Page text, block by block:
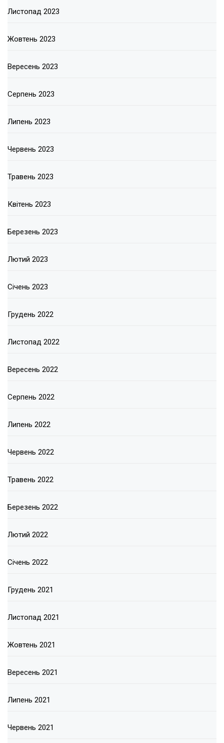
Листопад 2023
Жовтень 2023
Вересень 2023
Серпень 2023
Липень 2023
Червень 2023
Травень 2023
Квітень 2023
Березень 2023
Лютий 2023
Січень 2023
Грудень 2022
Листопад 2022
Вересень 2022
Серпень 2022
Липень 2022
Червень 2022
Травень 2022
Березень 2022
Лютий 2022
Січень 2022
Грудень 2021
Листопад 2021
Жовтень 2021
Вересень 2021
Липень 2021
Червень 2021